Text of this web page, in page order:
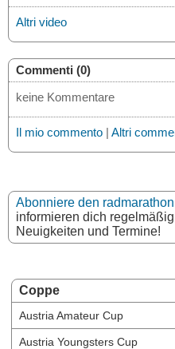
Coppe
Austria Amateur Cup
Austria Youngsters Cup
Altri video
Commenti (0)
keine Kommentare
Il mio commento | Altri
Abonniere den
informieren dich
Neuigkeiten und Termine!